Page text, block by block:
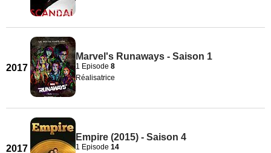
2017
Marvel's Runaways - Saison 1
1 Episode 8
Réalisatrice
2017
Empire (2015) - Saison 4
1 Episode 14